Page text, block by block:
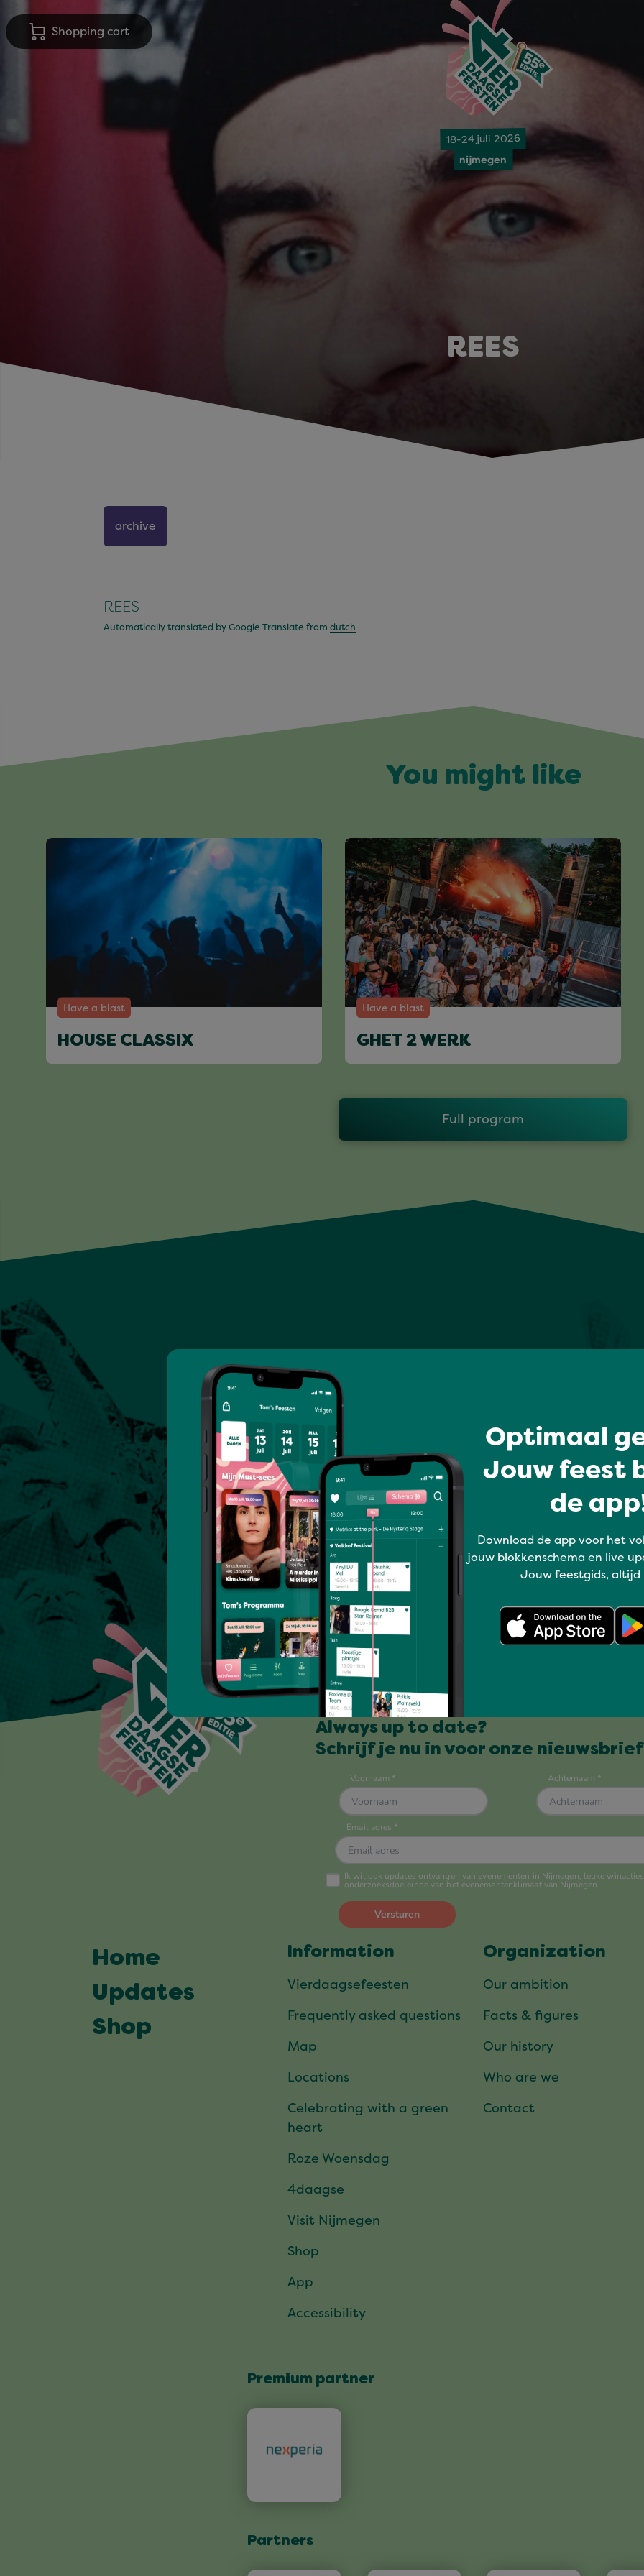
Shopping cart
18-24 juli 2026
nijmegen
REES
archive
REES
Automatically translated by Google Translate from dutch
You might like
Have a blast
HOUSE CLASSIX
Have a blast
GHET 2 WERK
Full program
Optimaal
Jouw feest
de
Download de app voor het
jouw blokkenschema en live
Jouw feestgids, altijd
Always up to date?
Schrijf je nu in voor onze
Home
Updates
Shop
Information
Vierdaagsefeesten
Frequently asked questions
Map
Locations
Celebrating with a green
heart
Roze Woensdag
4daagse
Visit Nijmegen
Shop
App
Accessibility
Organization
Our ambition
Facts & figures
Our history
Who are we
Contact
Premium partner
Partners